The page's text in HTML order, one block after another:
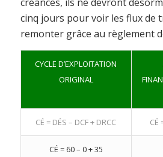
cinq jours pour voir les flux de
remonter grâce au règlement
CYCLE D’EXPLOITATION
ORIGINAL
CÉ = DÉS – DCF + DRCC CÉ
CÉ = 60 – 0 + 35